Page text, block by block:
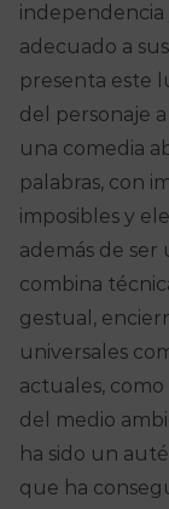
adecuado a
presenta este
del personaje
una comedia
palabras, con
imposibles y
además de
combina
gestual,
universales
actuales, como
del medio
ha sido un
que ha